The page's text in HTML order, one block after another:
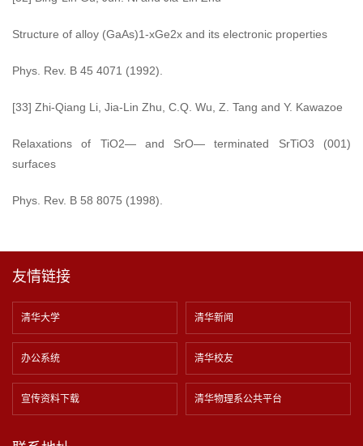
Structure of alloy (GaAs)1-xGe2x and its electronic properties
Phys. Rev. B 45 4071 (1992).
[33] Zhi-Qiang Li, Jia-Lin Zhu, C.Q. Wu, Z. Tang and Y. Kawazoe
Relaxations of TiO2— and SrO— terminated SrTiO3 (001)
surfaces
Phys. Rev. B 58 8075 (1998).
友情链接
清华大学 清华新闻
办公系统 清华校友
宣传资料下载 清华物理系公共平台